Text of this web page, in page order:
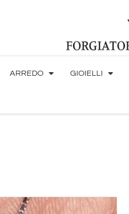
ARREDO GIOIELLI